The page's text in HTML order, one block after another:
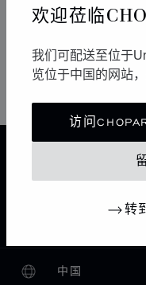
欢迎莅临
我们可配送至位于
览位于中国的网站
访问
转
星期五 10:00
星期日 10:00
MOSCOW
OFFICIAL CHOPARD
中国
本地化（更改
更改国家/地区